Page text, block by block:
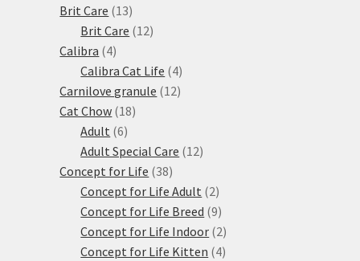
produktů
Brit Care 1313
produktů
Brit Care 1212
Calibra 44
produkty
Calibra Cat Life 44
produkty
Carnilove granule 1212
Cat Chow 1818
Adult 66
produktů
Adult Special Care 1212
Concept for Life 3838
produktů
Concept for Life Adult 22
produkty
Concept for Life Breed 99
produktů
Concept for Life Indoor 22
produkty
Concept for Life Kitten 44